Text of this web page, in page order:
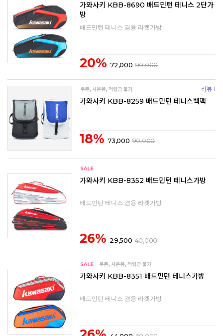
가와사키 KBB-8690 배드민턴 테니스 2단가
방
배드민턴 테니스 겸용 라켓가방
20% 72,000 90,000
리뷰 1
가와사키 KBB-8259 배드민턴 테니스백팩
18% 73,000 90,000
가와사키 KBB-8352 배드민턴 테니스가방
배드민턴 테니스 겸용 라켓가방
26% 29,500 40,000
가와사키 KBB-8351 배드민턴 테니스가방
배드민턴 테니스 겸용 라켓가방